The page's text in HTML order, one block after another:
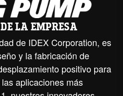
LA EMPRESA
de IDEX Corporation, es
y la fabricación de
positivo para
aplicaciones más